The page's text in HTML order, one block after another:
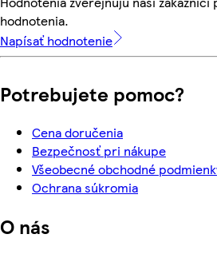
hodnotenia.
Napísať hodnotenie
Potrebujete pomoc?
Cena doručenia
Bezpečnosť pri nákupe
Všeobecné obchodné
Ochrana súkromia
O nás